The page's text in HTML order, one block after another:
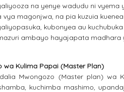
na yenye wadudu ni
vya magonjwa, na pia kuzuia
kubonyea au
ambayo hayajapata madhara
wa Kulima Papai (Master Plan)
Mwongozo (Master plan)
kuchimba mashimo,